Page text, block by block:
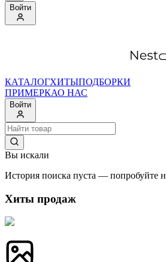
Войти
КАТАЛОГХИТЫПОДБОРКИ
ПРИМЕРКАО НАС
Войти
Вы искали
История поиска пуста — попробуйте
Хиты продаж